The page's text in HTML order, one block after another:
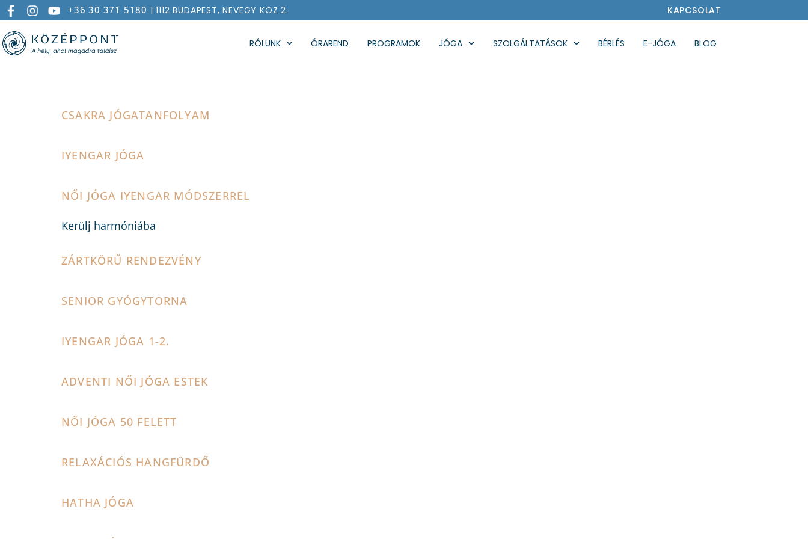
+36 30 371 5180 | 1112 BUDAPEST, NEVEGY KÖZ 2. KAPCSOLAT
RÓLUNK ÓRAREND PROGRAMOK JÓGA SZOLGÁLTATÁSOK BÉRLÉS E-JÓGA BLOG
CSAKRA JÓGATANFOLYAM
IYENGAR JÓGA
NŐI JÓGA IYENGAR MÓDSZERREL
Kerülj harmóniába
ZÁRTKÖRŰ RENDEZVÉNY
SENIOR GYÓGYTORNA
IYENGAR JÓGA 1-2.
ADVENTI NŐI JÓGA ESTEK
NŐI JÓGA 50 FELETT
RELAXÁCIÓS HANGFÜRDŐ
HATHA JÓGA